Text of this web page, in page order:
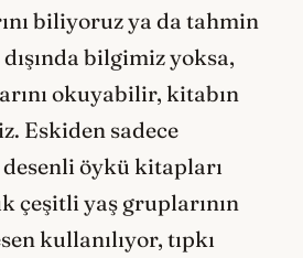
biliyoruz ya da tahmin
bilgimiz yoksa,
okuyabilir, kitabın
Eskiden sadece
öykü kitapları
çeşitli yaş gruplarının
kullanılıyor, tıpkı